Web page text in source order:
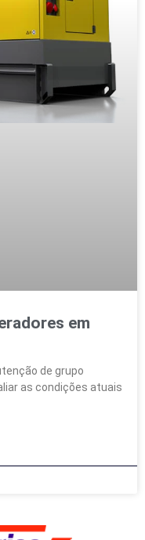
em
de grupo
as condições atuais